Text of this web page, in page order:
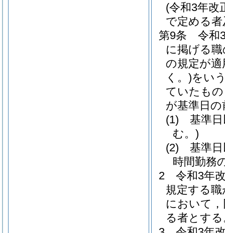
(令和3年改
で定める
第9条
令和
に掲げる
の規定が
く。)をい
ていたも
が基準日
(1)
基準
む。)
(2)
基準
時間勤務
2
令和3年
規定する
において
る者とす